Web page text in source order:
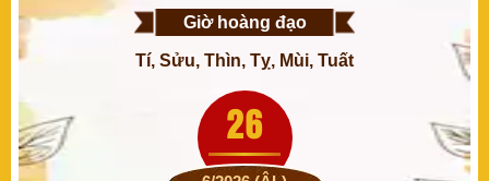
Giờ hoàng đạo
Tí, Sửu, Thìn, Tỵ, Mùi, Tuất
26